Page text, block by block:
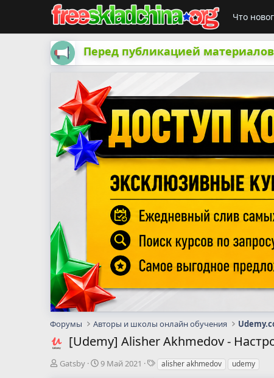
Что
Перед публикацией
Форумы Авторы и школы онлайн обучения
[Udemy] Alisher Akhmedov -
А
Gatsby
Д
9 Май 2021
Тalisher akhmedov udemy